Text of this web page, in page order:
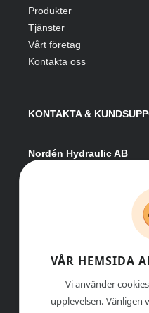
Produkter
Tjänster
Vårt företag
Kontakta oss
KONTAKTA &
Nordén Hydraulic AB
Org-nr: 556531-8424
VÅR HEMSIDA
Vi använder
upplevelsen. Vänligen